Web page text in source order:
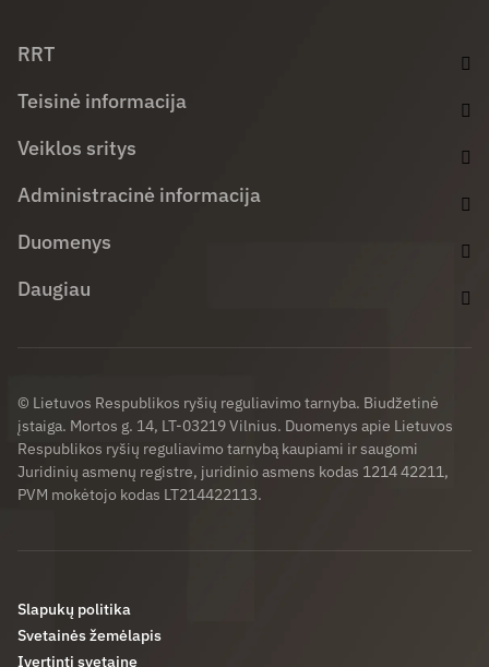
RRT
Teisinė informacija
Veiklos sritys
Administracinė informacija
Duomenys
Daugiau
© Lietuvos Respublikos ryšių reguliavimo tarnyba. Biudžetinė
įstaiga. Mortos g. 14, LT-03219 Vilnius. Duomenys apie Lietuvos
Respublikos ryšių reguliavimo tarnybą kaupiami ir saugomi
Juridinių asmenų registre, juridinio asmens kodas 1214 42211,
PVM mokėtojo kodas LT214422113.
Slapukų politika
Svetainės žemėlapis
Įvertinti svetainę